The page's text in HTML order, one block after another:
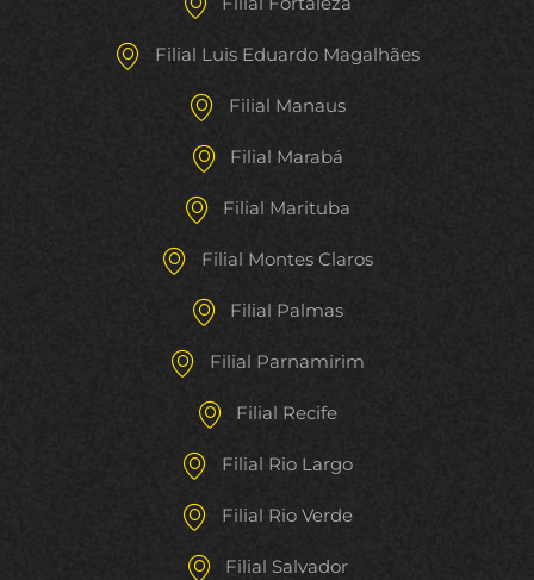
Filial Luis Eduardo Magalhães
Filial Manaus
Filial Marabá
Filial Marituba
Filial Montes Claros
Filial Palmas
Filial Parnamirim
Filial Recife
Filial Rio Largo
Filial Rio Verde
Filial Salvador